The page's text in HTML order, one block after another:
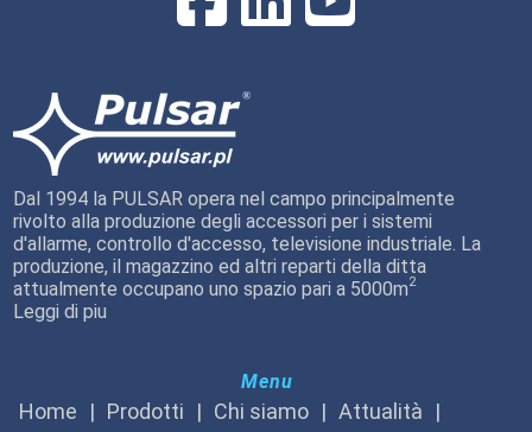
Dal 1994 la PULSAR opera nel campo principalmente
rivolto alla produzione degli accessori per i sistemi
d'allarme, controllo d'accesso, televisione industriale. La
produzione, il magazzino ed altri reparti della ditta
attualmente occupano uno spazio pari a 5000m2
Leggi di piu
Menu
Home Prodotti Chi siamo
Attualità